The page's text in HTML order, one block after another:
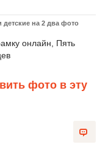
детские на 2 два фото
онлайн, Пять
фото в эту